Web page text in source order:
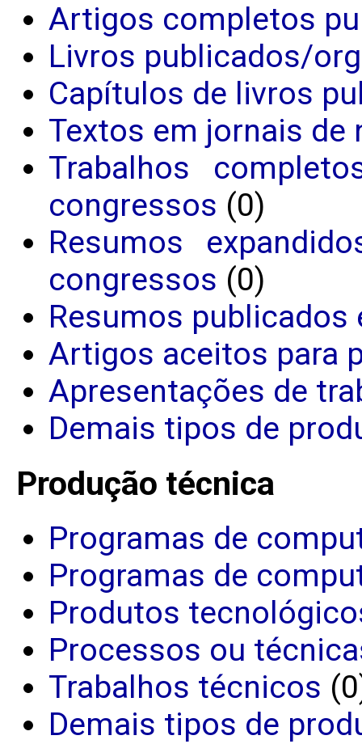
Artigos completos
Livros publicados/
Capítulos de livros
Textos em jornais
Trabalhos
congressos (0)
Resumos
congressos (0)
Resumos
Artigos aceitos para
Apresentações de
Demais tipos de
Produção técnica
Programas de
Programas de
Produtos
Processos ou
Trabalhos técnicos
Demais tipos de